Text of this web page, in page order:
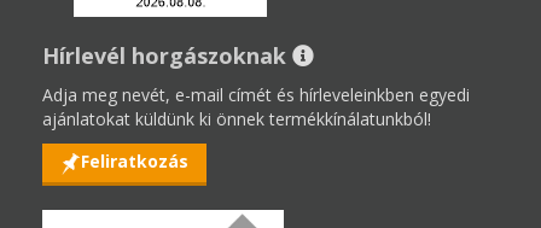
Hírlevél horgászoknak
Adja meg nevét, e-mail címét és hírleveleinkben egyedi
ajánlatokat küldünk ki önnek termékkínálatunkból!
Feliratkozás